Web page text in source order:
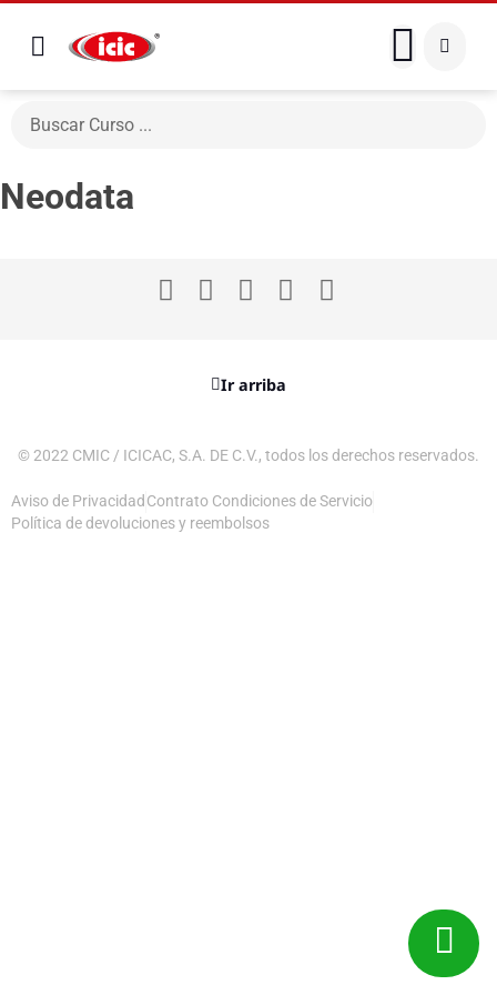
Neodata
Ir arriba
© 2022 CMIC / ICICAC, S.A. DE C.V., todos los derechos reservados.
Aviso de Privacidad Contrato Condiciones de Servicio
Política de devoluciones y reembolsos